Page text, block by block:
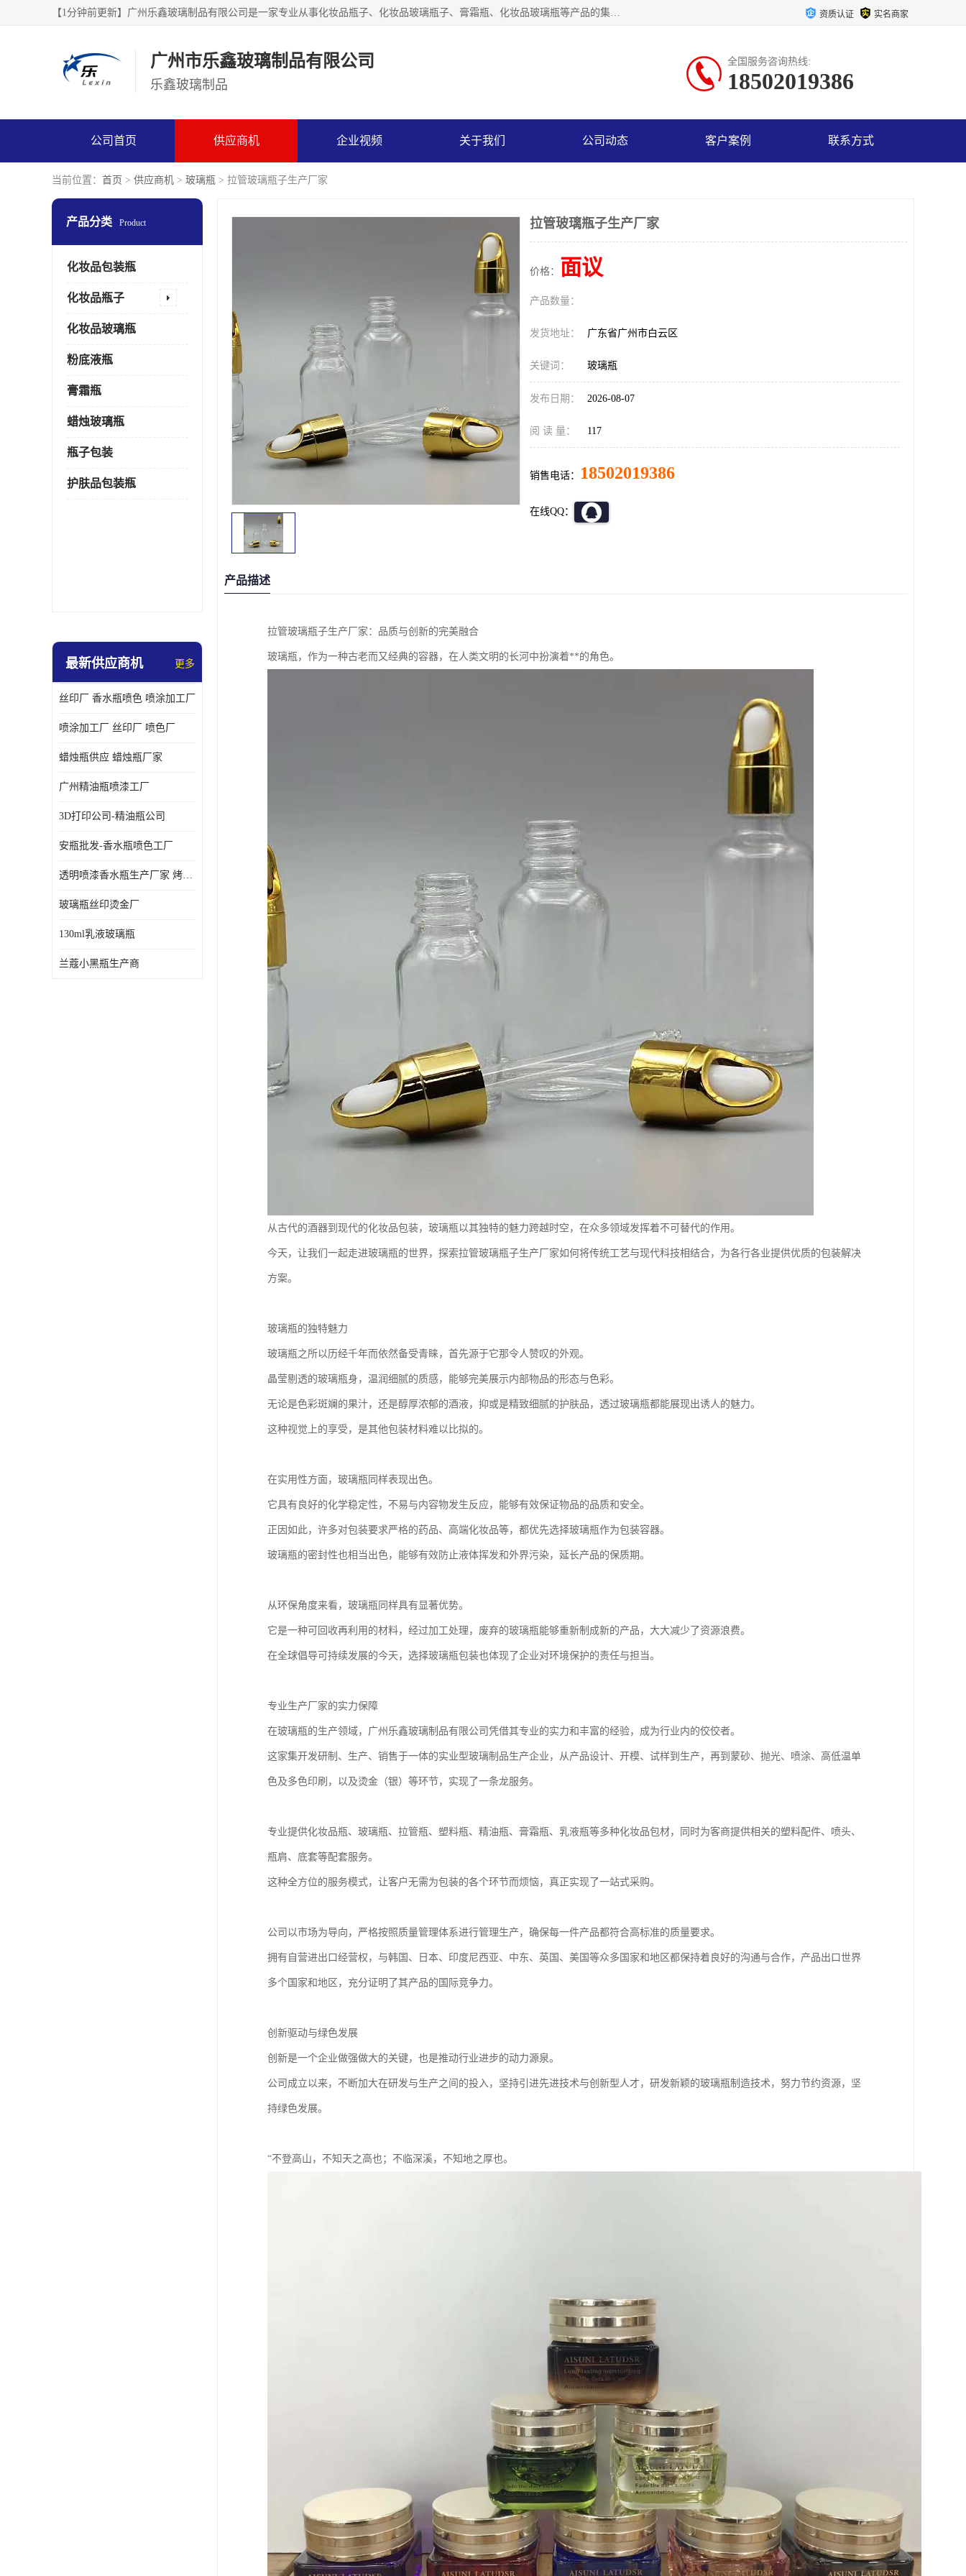
【1分钟前更新】广州乐鑫玻璃制品有限公司是一家专业从事化妆品瓶子、化妆品玻璃瓶子、膏霜瓶、化妆品玻璃瓶等产品的集开发研制、生产、销售于一体的实业型玻璃制品生产企业。产品从设计、开模、试样、生产、蒙砂、抛光、喷涂、高低温单色及多色印刷，烫金（银）到交货实现一条龙服务。 资质认证 实名商家
广州市乐鑫玻璃制品有限公司
乐鑫玻璃制品
全国服务咨询热线:
18502019386
公司首页 供应商机 企业视频 关于我们 公司动态 客户案例 联系方式
当前位置： 首页 > 供应商机 > 玻璃瓶 > 拉管玻璃瓶子生产厂家
产品分类 Product
化妆品包装瓶
化妆品瓶子
化妆品玻璃瓶
粉底液瓶
膏霜瓶
蜡烛玻璃瓶
瓶子包装
护肤品包装瓶
最新供应商机 更多
丝印厂 香水瓶喷色 喷涂加工厂
喷涂加工厂 丝印厂 喷色厂
蜡烛瓶供应 蜡烛瓶厂家
广州精油瓶喷漆工厂
3D打印公司-精油瓶公司
安瓶批发-香水瓶喷色工厂
透明喷漆香水瓶生产厂家 烤漆抛光香水瓶厂家
玻璃瓶丝印烫金厂
130ml乳液玻璃瓶
兰蔻小黑瓶生产商
拉管玻璃瓶子生产厂家
价格： 面议
产品数量：
发货地址： 广东省广州市白云区
关键词： 玻璃瓶
发布日期： 2026-08-07
阅 读 量： 117
销售电话： 18502019386
在线QQ：
产品描述
拉管玻璃瓶子生产厂家：品质与创新的完美融合
玻璃瓶，作为一种古老而又经典的容器，在人类文明的长河中扮演着**的角色。
从古代的酒器到现代的化妆品包装，玻璃瓶以其独特的魅力跨越时空，在众多领域发挥着不可替代的作用。
今天，让我们一起走进玻璃瓶的世界，探索拉管玻璃瓶子生产厂家如何将传统工艺与现代科技相结合，为各行各业提供优质的包装解决
方案。
玻璃瓶的独特魅力
玻璃瓶之所以历经千年而依然备受青睐，首先源于它那令人赞叹的外观。
晶莹剔透的玻璃瓶身，温润细腻的质感，能够完美展示内部物品的形态与色彩。
无论是色彩斑斓的果汁，还是醇厚浓郁的酒液，抑或是精致细腻的护肤品，透过玻璃瓶都能展现出诱人的魅力。
这种视觉上的享受，是其他包装材料难以比拟的。
在实用性方面，玻璃瓶同样表现出色。
它具有良好的化学稳定性，不易与内容物发生反应，能够有效保证物品的品质和安全。
正因如此，许多对包装要求严格的药品、高端化妆品等，都优先选择玻璃瓶作为包装容器。
玻璃瓶的密封性也相当出色，能够有效防止液体挥发和外界污染，延长产品的保质期。
从环保角度来看，玻璃瓶同样具有显著优势。
它是一种可回收再利用的材料，经过加工处理，废弃的玻璃瓶能够重新制成新的产品，大大减少了资源浪费。
在全球倡导可持续发展的今天，选择玻璃瓶包装也体现了企业对环境保护的责任与担当。
专业生产厂家的实力保障
在玻璃瓶的生产领域，广州乐鑫玻璃制品有限公司凭借其专业的实力和丰富的经验，成为行业内的佼佼者。
这家集开发研制、生产、销售于一体的实业型玻璃制品生产企业，从产品设计、开模、试样到生产，再到蒙砂、抛光、喷涂、高低温单
色及多色印刷，以及烫金（银）等环节，实现了一条龙服务。
专业提供化妆品瓶、玻璃瓶、拉管瓶、塑料瓶、精油瓶、膏霜瓶、乳液瓶等多种化妆品包材，同时为客商提供相关的塑料配件、喷头、
瓶肩、底套等配套服务。
这种全方位的服务模式，让客户无需为包装的各个环节而烦恼，真正实现了一站式采购。
公司以市场为导向，严格按照质量管理体系进行管理生产，确保每一件产品都符合高标准的质量要求。
拥有自营进出口经营权，与韩国、日本、印度尼西亚、中东、英国、美国等众多国家和地区都保持着良好的沟通与合作，产品出口世界
多个国家和地区，充分证明了其产品的国际竞争力。
创新驱动与绿色发展
创新是一个企业做强做大的关键，也是推动行业进步的动力源泉。
公司成立以来，不断加大在研发与生产之间的投入，坚持引进先进技术与创新型人才，研发新颖的玻璃瓶制造技术，努力节约资源，坚
持绿色发展。
“不登高山，不知天之高也；不临深溪，不知地之厚也。